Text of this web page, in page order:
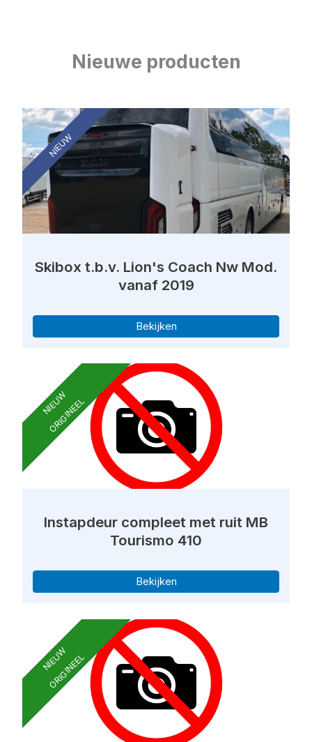
Nieuwe producten
NIEUW
Skibox t.b.v. Lion's Coach Nw Mod.
vanaf 2019
Bekijken
NIEUW
ORIGINEEL
Instapdeur compleet met ruit MB
Tourismo 410
Bekijken
NIEUW
ORIGINEEL